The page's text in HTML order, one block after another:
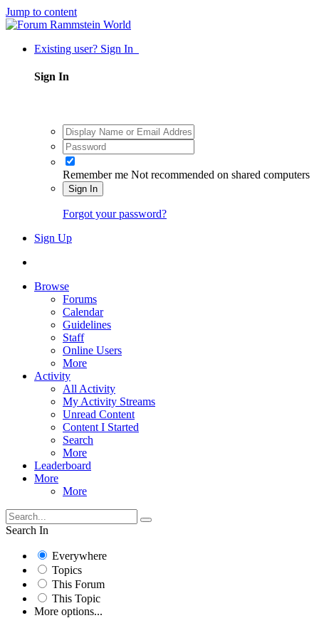
Jump to content
Existing user? Sign In
Sign In
Remember me Not recommended on shared computers
Sign In
Forgot your password?
Sign Up
Browse
Forums
Calendar
Guidelines
Staff
Online Users
More
Activity
All Activity
My Activity Streams
Unread Content
Content I Started
Search
More
Leaderboard
More
More
Search In
Everywhere
Topics
This Forum
This Topic
More options...